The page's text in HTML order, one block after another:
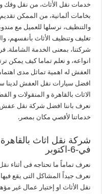
خدمات نقل الأثاث، من نقل وفك
بخامات ألمانية، من الممكن
والتنظيف، نرسلها للعميل مع
تغليف وتنظيف الأثاث
شركتنا، بمعنى الخدمة
انواعه، و نعلم تماما كيف يمكن
العفش له اهمية تماثل مدى
افضل سيارات نقل العفش لدينا
الاثاث بالقاهرة و المنقولات و
نعرف باننا افضل شركة نقل
خدماتنا لأقصي مكان بمصر.
شركة نقل اثاث
في-6-اكتوبر
نعرف تماماً ما تحتاجه فى أثناء
نعرف جيداً المشاكل التى يقع
نقل الأثاث او إختيار عمال غير